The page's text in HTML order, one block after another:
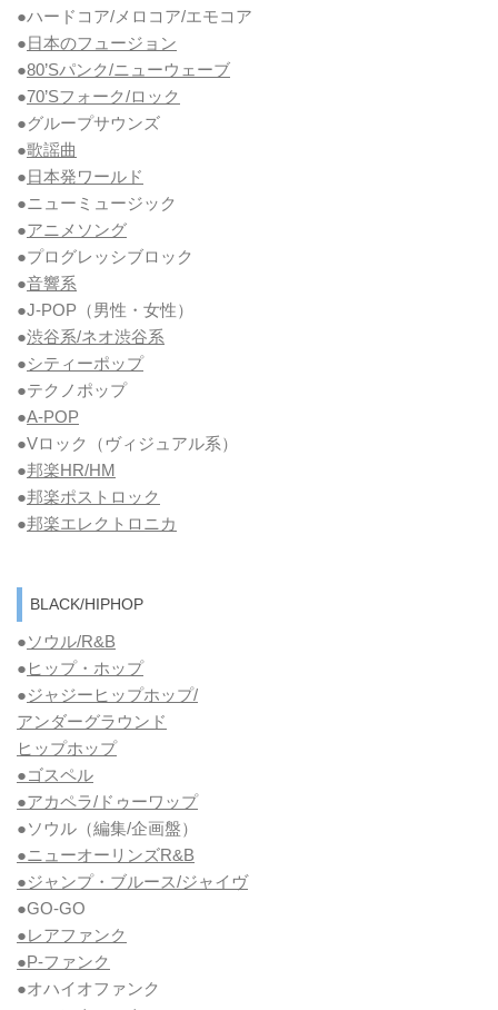
●ハードコア/メロコア/エモコア
●日本のフュージョン
●80’Sパンク/ニューウェーブ
●70’Sフォーク/ロック
●グループサウンズ
●歌謡曲
●日本発ワールド
●ニューミュージック
●アニメソング
●プログレッシブロック
●音響系
●J-POP（男性・女性）
●渋谷系/ネオ渋谷系
●シティーポップ
●テクノポップ
●A-POP
●Vロック
（ヴィジュアル系）
●邦楽HR/HM
●邦楽ポストロック
●邦楽エレクトロニカ
BLACK/HIPHOP
●ソウル/R&B
● ヒップ・ホップ
●ジャジーヒップホップ/
アンダーグラウンド
ヒップホップ
●ゴスペル
●アカペラ/ドゥーワップ
●ソウル （編集/企画盤）
●ニューオーリンズR&B
●ジャンプ・ブルース/ジャイヴ
●GO-GO
●レアファンク
●P-ファンク
●オハイオファンク